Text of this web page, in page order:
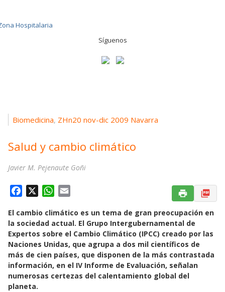
Síguenos
Biomedicina, ZHn20 nov-dic 2009 Navarra
Salud y cambio climático
Javier M. Pejenaute Goñi
c
e
b
o
o
k
W
a
t
s
A
p
p
a
i
l
El cambio climático es un tema de gran preocupación en
la sociedad actual. El Grupo Intergubernamental de
Expertos sobre el Cambio Climático (IPCC) creado por las
Naciones Unidas, que agrupa a dos mil científicos de
más de cien países, que disponen de la más contrastada
información, en el IV Informe de Evaluación, señalan
numerosas certezas del calentamiento global del
planeta.